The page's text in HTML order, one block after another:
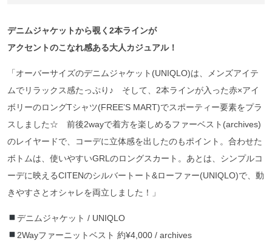
デニムジャケットから覗く2本ラインが
アクセントのこなれ感ある大人カジュアル！
「オーバーサイズのデニムジャケット(UNIQLO)は、メンズアイテ
ムでリラックス感たっぷり♪ そして、2本ラインが入った赤×アイ
ボリーのロングTシャツ(FREE’S MART)でスポーティー要素をプラ
スしました☆ 前後2wayで着方を楽しめるファーベスト(archives)
のレイヤードで、コーデに立体感を出したのもポイント。合わせた
ボトムは、使いやすいGRLのロングスカート。あとは、シンプルコ
ーデに映えるCITENのシルバートート&ローファー(UNIQLO)で、動
きやすさとオシャレを両立しました！」
デニムジャケット / UNIQLO
2Wayファーニットベスト 約¥4,000 / archives